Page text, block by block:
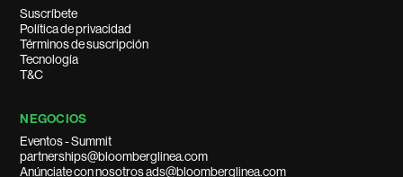
Suscríbete
Política de privacidad
Términos de suscripción
Tecnología
T&C
NEGOCIOS
Eventos - Summit
partnerships@bloomberglinea.com
Anúnciate con nosotros ads@bloomberglinea.com